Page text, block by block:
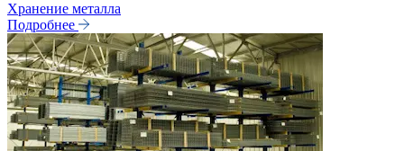
Хранение металла
Подробнее